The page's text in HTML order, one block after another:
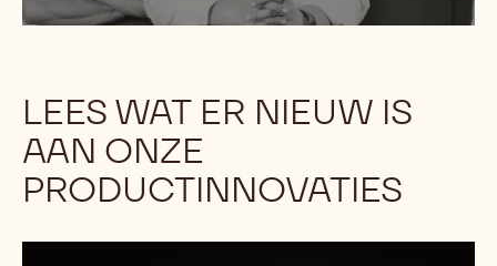
LEES WAT ER NIEUW IS
AAN ONZE
PRODUCTINNOVATIES